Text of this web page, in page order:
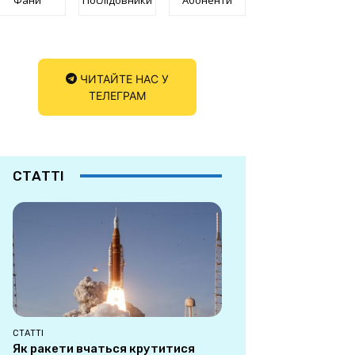
ЧИТАЙТЕ НАС У
ТЕЛЕГРАМ
СТАТТІ
СТАТТІ
Як ракети вчаться крутитися